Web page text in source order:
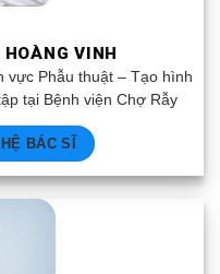
VINH
vực Phẫu thuật – Tạo hình
tại Bệnh viện Chợ Rẫy
BÁC SĨ